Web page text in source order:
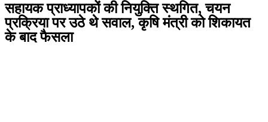
सहायक प्राध्यापकों की नियुक्ति स्थगित, चयन
प्रक्रिया पर उठे थे सवाल, कृषि मंत्री को शिकायत
के बाद फैसला